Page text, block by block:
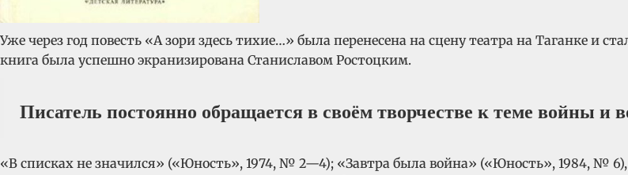
Уже через год повесть «А зори здесь тихие…» была перенесена на сцену театра на Таганке и
книга была успешно экранизирована Станиславом Ростоцким.
Писатель постоянно обращается в своём творчестве к теме войны и
«В списках не значился» («Юность», 1974, № 2—4); «Завтра была война» («Юность», 1984, №